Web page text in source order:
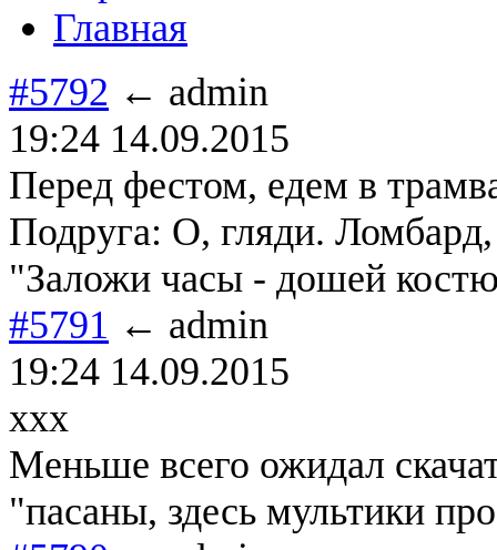
Главная
#5792 ← admin
19:24 14.09.2015
Перед фестом, едем в
Подруга: О, гляди.
"Заложи часы - дошей
#5791 ← admin
19:24 14.09.2015
xxx
Меньше всего ожидал
"пасаны, здесь мультики